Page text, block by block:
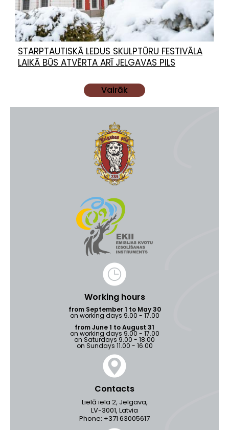
STARPTAUTISKĀ LEDUS SKULPTŪRU FESTIVĀLA
LAIKĀ BŪS ATVĒRTA ARĪ JELGAVAS PILS
Vairāk
Working hours
from September 1 to May 30
on working days 9.00 - 17.00
from June 1 to August 31
on working days 9.00 - 17.00
on Saturdays 9.00 - 18.00
on Sundays 11.00 - 16.00
Contacts
Lielā iela 2, Jelgava,
LV-3001, Latvia
Phone: +371 63005617